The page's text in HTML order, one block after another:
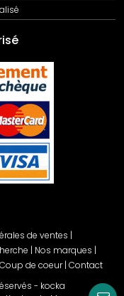
de ventes |
| Nos marques |
Coup de coeur| Contact
- kocka